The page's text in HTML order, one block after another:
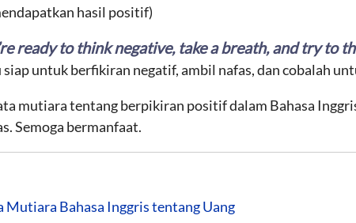
hasil positif)
ready tothinknegative, take a breath, and try to
siap untuk berfikiran negatif, ambil nafas, dan cobalah
mutiara tentang berpikiran positif dalam Bahasa
Semoga bermanfaat.
Mutiara Bahasa Inggris tentang Uang